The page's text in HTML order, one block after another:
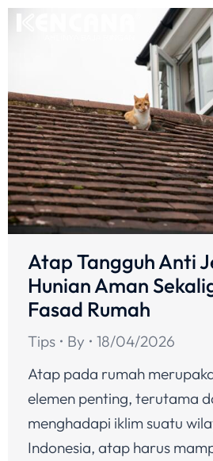
Atap Tangguh Anti
Hunian Aman
Fasad Rumah
Tips By
18/04/2026
Atap pada rumah
elemen penting, terutama
menghadapi iklim suatu
Indonesia, atap harus